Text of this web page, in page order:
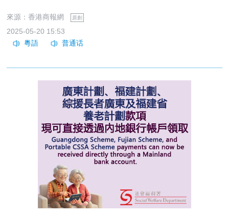
來源：香港商報網 原創
2025-05-20 15:53